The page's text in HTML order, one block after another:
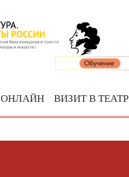
ОНЛАЙН ВИЗИТ В ТЕАТР